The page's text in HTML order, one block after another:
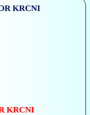
KRCNI